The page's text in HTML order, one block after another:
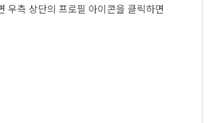
우측 상단의 프로필 아이콘을 클릭하면